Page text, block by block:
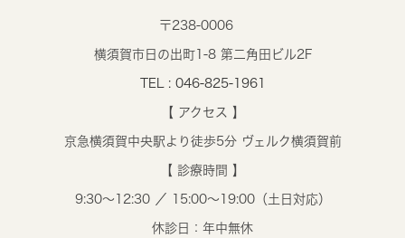
〒238-0006
横須賀市日の出町1-8 第二角田ビル2F
TEL : 046-825-1961
【 アクセス 】
京急横須賀中央駅より徒歩5分 ヴェルク横須賀前
【 診療時間 】
9:30～12:30 ／ 15:00～19:00（土日対応）
休診日：年中無休